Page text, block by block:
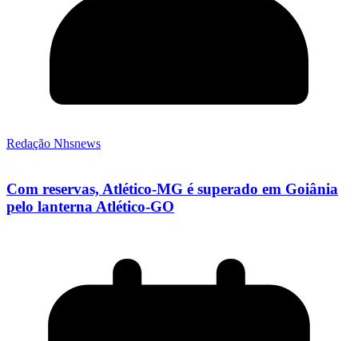
Redação Nhsnews
Com reservas, Atlético-MG é superado em Goiânia
pelo lanterna Atlético-GO